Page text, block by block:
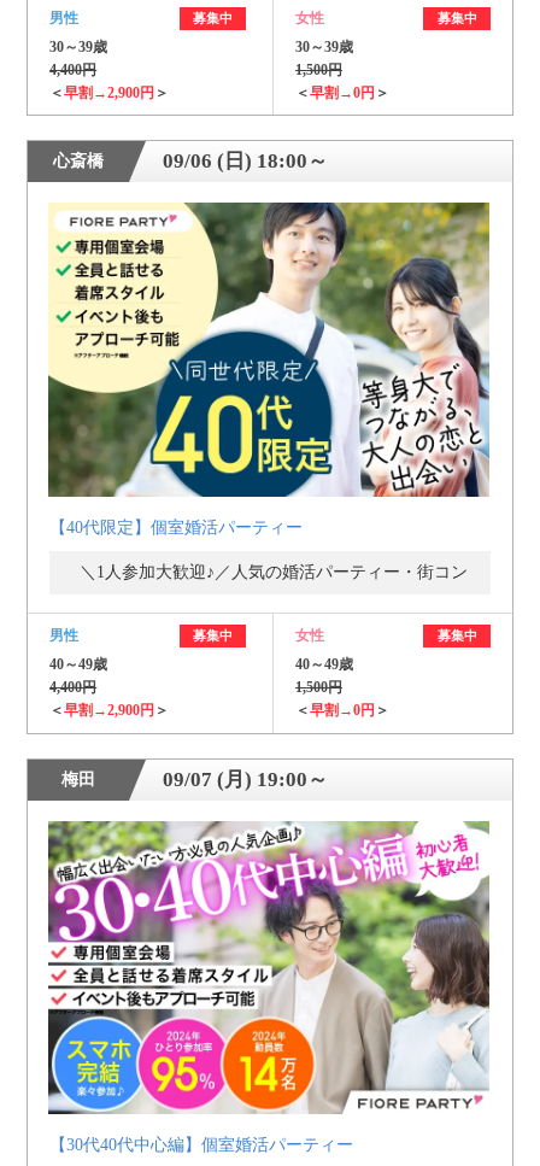
男性 募集中
30～39歳
4,400円
＜早割→2,900円 ＞
女性 募集中
30～39歳
1,500円
＜早割→0円 ＞
心斎橋 09/06 (日) 18:00～
【40代限定】個室婚活パーティー
＼1人参加大歓迎♪／人気の婚活パーティー・街コン
男性 募集中
40～49歳
4,400円
＜早割→2,900円 ＞
女性 募集中
40～49歳
1,500円
＜早割→0円 ＞
梅田 09/07 (月) 19:00～
【30代40代中心編】個室婚活パーティー